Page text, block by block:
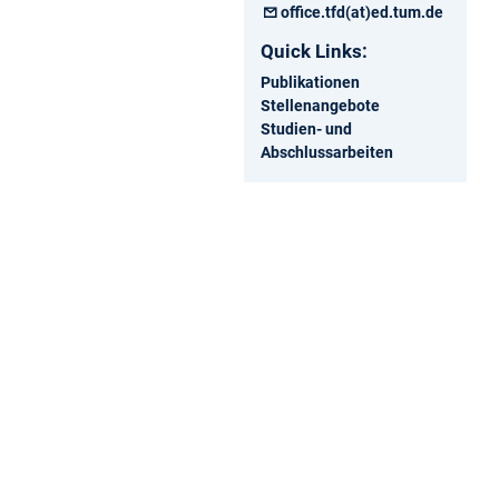
office.tfd(at)ed.tum.de
Quick Links:
Publikationen
Stellenangebote
Studien- und
Abschlussarbeiten